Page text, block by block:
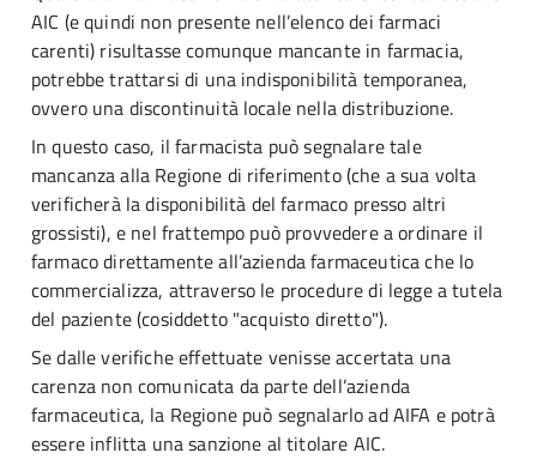
AIC (e quindi non presente nell’elenco dei farmaci
carenti) risultasse comunque mancante in farmacia,
potrebbe trattarsi di una indisponibilità temporanea,
ovvero una discontinuità locale nella distribuzione.
In questo caso, il farmacista può segnalare tale
mancanza alla Regione di riferimento (che a sua volta
verificherà la disponibilità del farmaco presso altri
grossisti), e nel frattempo può provvedere a ordinare il
farmaco direttamente all’azienda farmaceutica che lo
commercializza, attraverso le procedure di legge a tutela
del paziente (cosiddetto "acquisto diretto").
Se dalle verifiche effettuate venisse accertata una
carenza non comunicata da parte dell’azienda
farmaceutica, la Regione può segnalarlo ad AIFA e potrà
essere inflitta una sanzione al titolare AIC.